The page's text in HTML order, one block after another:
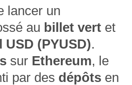
lancer un
au billet vert et
USD (PYUSD).
sur Ethereum, le
par des dépôts en